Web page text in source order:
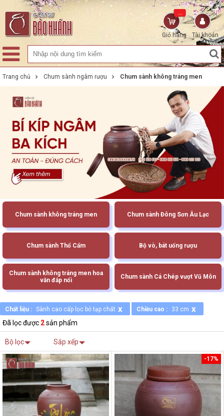
Tài khoản
Giỏ hàng
...
Trang chủ Chum sành ngâm rượu Chum sành không tráng men
Chum sành không tráng men Chum sành Đông Sơn Âu Lạc
Chum sành Thổ Cẩm Bộ vò, bát uống rượu
Chum sành không tráng men hoa
văn đắp nổi
Chum sành Cá Chép vượt Vũ Môn
Chất liệu : Sành cao cấp lọc bỏ tạp chất x Chiều cao : 33 cm x
Đã lọc được 2sản phẩm
Bộ lọc Sắp xếp
-17%